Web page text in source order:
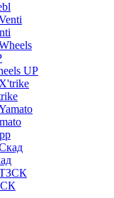
UP